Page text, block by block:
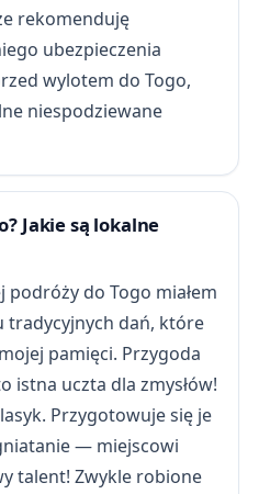
rekomenduję
ubezpieczenia
wylotem do Togo,
niespodziewane
Jakie są lokalne
do Togo miałem
tradycyjnych dań, które
pamięci. Przygoda
istna uczta dla zmysłów!
Przygotowuje się je
— miejscowi
talent! Zwykle robione